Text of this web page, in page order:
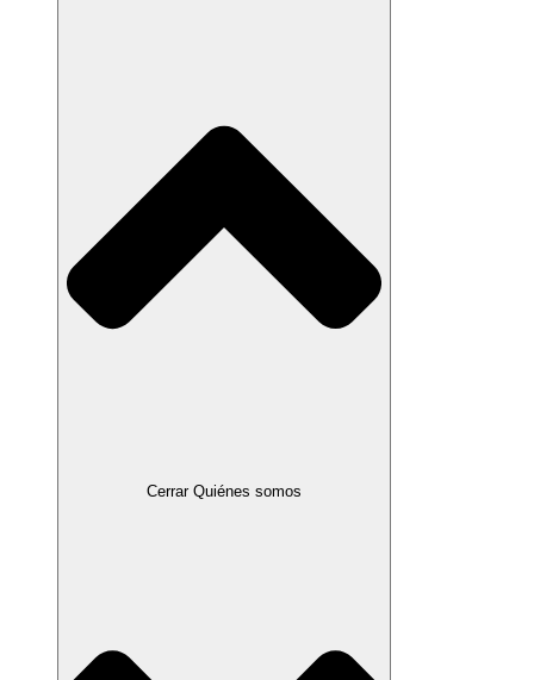
Cerrar Quiénes somos